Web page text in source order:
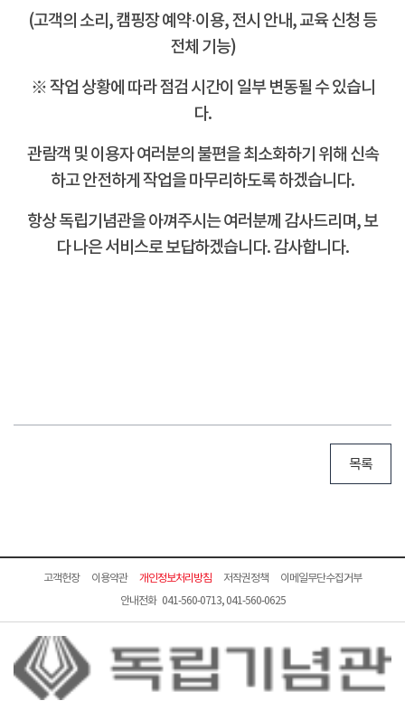
(고객의 소리, 캠핑장 예약·이용, 전시 안내, 교육 신청 등
전체 기능)
※ 작업 상황에 따라 점검 시간이 일부 변동될 수 있습니
다.
관람객 및 이용자 여러분의 불편을 최소화하기 위해 신속
하고안전하게 작업을 마무리하도록 하겠습니다.
항상 독립기념관을 아껴주시는 여러분께 감사드리며, 보
다 나은 서비스로 보답하겠습니다. 감사합니다.
목록
고객헌장 이용약관 개인정보처리방침 저작권정책
이메일무단수집거부
안내전화 041-560-0713, 041-560-0625